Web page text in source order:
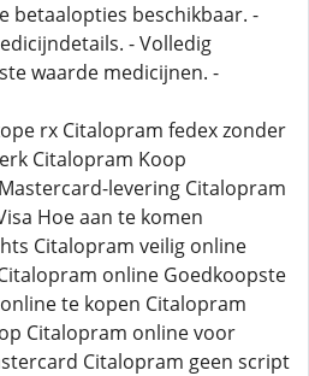
betaalopties beschikbaar. -
- Volledig
waarde medicijnen. -
rx Citalopram fedex zonder
Citalopram Koop
levering Citalopram
Hoe aan te komen
Citalopram veilig online
online Goedkoopste
te kopen Citalopram
Citalopram online voor
Citalopram geen script